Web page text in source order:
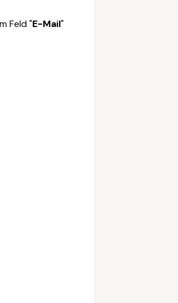
Feld "E-Mail"